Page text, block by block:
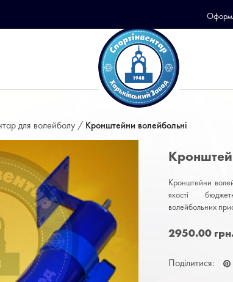
для волейболу / Кронштейни волейбольні
Кронштейни
якості
волейбольних
2950.00
Поділитися: